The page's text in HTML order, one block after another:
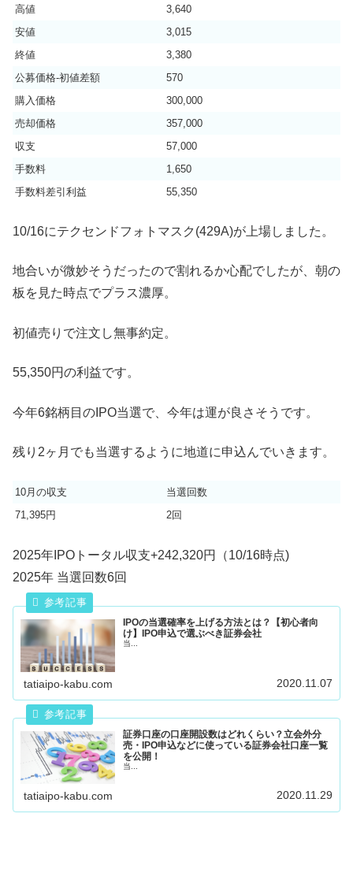
高値
3,640
安値
3,015
終値
3,380
公募価格-初値差額
570
購入価格
300,000
売却価格
357,000
収支
57,000
手数料
1,650
手数料差引利益
55,350
10/16にテクセンドフォトマスク(429A)が上場しました。
地合いが微妙そうだったので割れるか心配でしたが、朝の
板を見た時点でプラス濃厚。
初値売りで注文し無事約定。
55,350円の利益です。
今年6銘柄目のIPO当選で、今年は運が良さそうです。
残り2ヶ月でも当選するように地道に申込んでいきます。
10月の収支
当選回数
71,395円
2回
2025年IPOトータル収支+242,320円（10/16時点)
2025年 当選回数6回
IPOの当選確率を上げる方法とは？【初心者向
け】IPO申込で選ぶべき証券会社
当...
tatiaipo-kabu.com 2020.11.07
証券口座の口座開設数はどれくらい？立会外分
売・IPO申込などに使っている証券会社口座一覧
を公開！
当...
tatiaipo-kabu.com 2020.11.29